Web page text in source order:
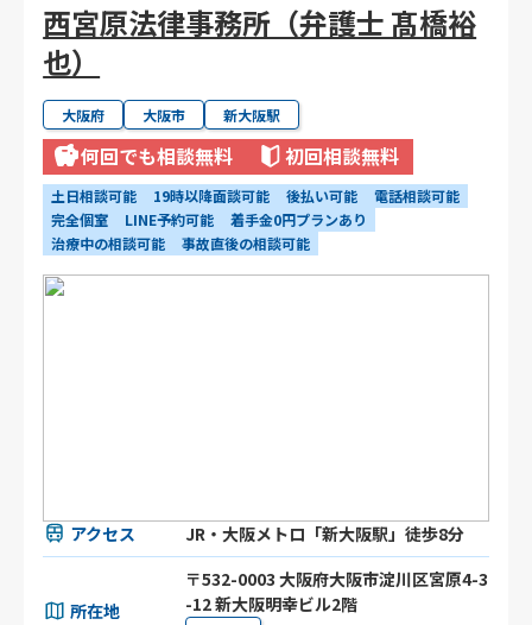
西宮原法律事務所（弁護士 髙橋裕
也）
大阪府 大阪市 新大阪駅
何回でも相談無料 初回相談無料
土日相談可能 19時以降面談可能 後払い可能
電話相談可能
完全個室
LINE予約可能
着手金0円プランあり
治療中の相談可能
事故直後の相談可能
アクセス JR・大阪メトロ「新大阪駅」徒歩8分
所在地
〒532-0003 大阪府大阪市淀川区宮原4-3
-12 新大阪明幸ビル2階